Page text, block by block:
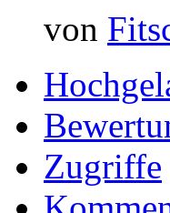
von
Zugriffe